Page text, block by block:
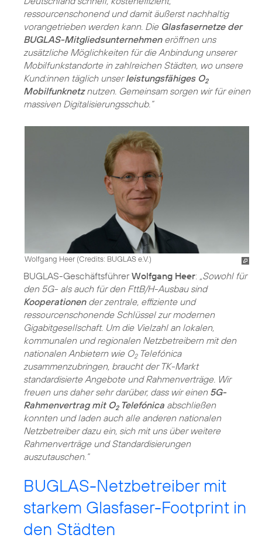
ressourcenschonend und damit äußerst nachhaltig
vorangetrieben werden kann. Die Glasfasernetze der
BUGLAS-Mitgliedsunternehmeneröffnen uns
zusätzliche Möglichkeiten für die Anbindung unserer
Mobilfunkstandorte in zahlreichen Städten, wo unsere
Kund:innen täglich unserleistungsfähiges O2
Mobilfunknetznutzen. Gemeinsam sorgen wir für einen
massiven Digitalisierungsschub.“
Wolfgang Heer (Credits: BUGLAS e.V.)
BUGLAS-GeschäftsführerWolfgang Heer: „Sowohl für
den 5G- als auch für den FttB/H-Ausbau sind
Kooperationender zentrale, effiziente und
ressourcenschonende Schlüssel zur modernen
Gigabitgesellschaft. Um die Vielzahl an lokalen,
kommunalen und regionalen Netzbetreibern mit den
nationalen Anbietern wie O2Telefónica
zusammenzubringen, braucht der TK-Markt
standardisierte Angebote und Rahmenverträge. Wir
freuen uns daher sehr darüber, dass wir einen 5G-
Rahmenvertrag mit O2Telefónica abschließen
konnten und laden auch alle anderen nationalen
Netzbetreiber dazu ein, sich mit uns über weitere
Rahmenverträge und Standardisierungen
auszutauschen.“
BUGLAS-Netzbetreiber mit
starkem Glasfaser-Footprint in
den Städten